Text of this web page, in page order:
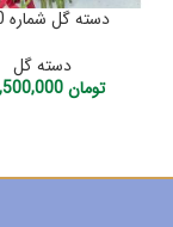
دسته گل شماره 300
دسته گل
تومان